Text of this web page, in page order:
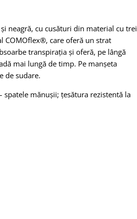
neagră, cu cusături din material cu trei
COMOflex®, care oferă un strat
transpirația și oferă, pe lângă
mai lungă de timp. Pe manșeta
de sudare.
spatele mănușii; țesătura rezistentă la